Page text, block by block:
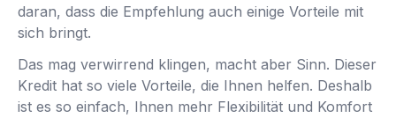
daran, dass die Empfehlung auch einige Vorteile mit
sich bringt.
Das mag verwirrend klingen, macht aber Sinn. Dieser
Kredit hat so viele Vorteile, die Ihnen helfen. Deshalb
ist es so einfach, Ihnen mehr Flexibilität und Komfort